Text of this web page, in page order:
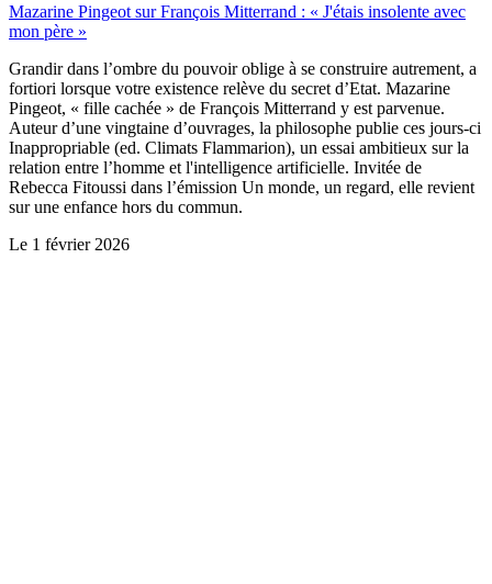
Mazarine Pingeot sur François Mitterrand : « J'étais insolente avec
mon père »
Grandir dans l’ombre du pouvoir oblige à se construire autrement, a
fortiori lorsque votre existence relève du secret d’Etat. Mazarine
Pingeot, « fille cachée » de François Mitterrand y est parvenue.
Auteur d’une vingtaine d’ouvrages, la philosophe publie ces jours-ci
Inappropriable (ed. Climats Flammarion), un essai ambitieux sur la
relation entre l’homme et l'intelligence artificielle. Invitée de
Rebecca Fitoussi dans l’émission Un monde, un regard, elle revient
sur une enfance hors du commun.
Le 1 février 2026